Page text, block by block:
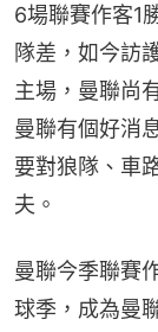
6場聯賽作客1
隊差，如今訪
主場，曼聯尚
曼聯有個好消
要對狼隊、車
夫。
曼聯今季聯賽
球季，成為曼